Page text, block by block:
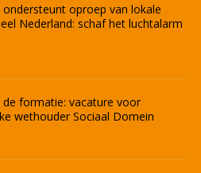
ondersteunt oproep van lokale
Nederland: schaf het luchtalarm
formatie: vacature voor
wethouder Sociaal Domein